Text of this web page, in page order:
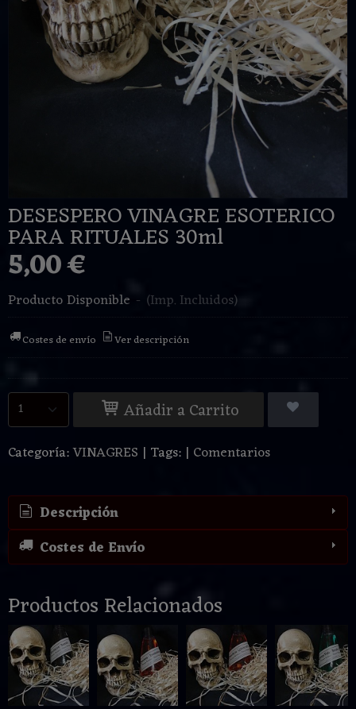
DESESPERO VINAGRE ESOTERICO
PARA RITUALES 30ml
5,00 €
Producto Disponible - (Imp. Incluidos)
Costes de envío Ver descripción
Añadir a Carrito
Categoría:VINAGRES | Tags: | Comentarios
Descripción
Costes de Envío
Productos Relacionados